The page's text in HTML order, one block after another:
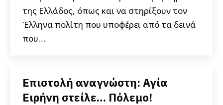
της Ελλάδος, όπως και να στηρίξουν τον
Έλληνα πολίτη που υποφέρει από τα δεινά
που…
Επιστολή αναγνώστη: Αγία
Ειρήνη στείλε… Πόλεμο!